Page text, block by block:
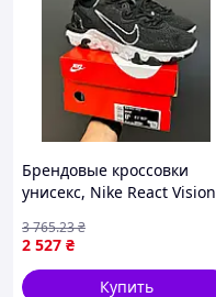
Брендовые кроссовки
унисекс, Nike React Vision
2 527 ₴
3 765.23₴
Купить